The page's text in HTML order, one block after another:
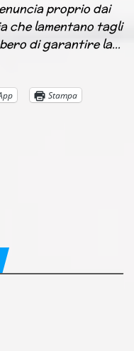
proprio dai
che lamentano tagli
di garantire la…
Stampa